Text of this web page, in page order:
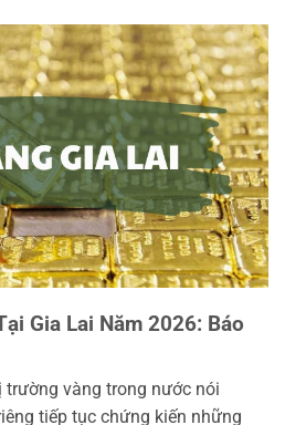
Gia Lai Năm 2026: Báo
trường vàng trong nước nói
tiếp tục chứng kiến những